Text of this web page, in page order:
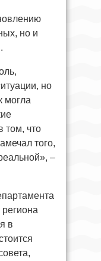
но и
но
могла
том, что
того,
–
в